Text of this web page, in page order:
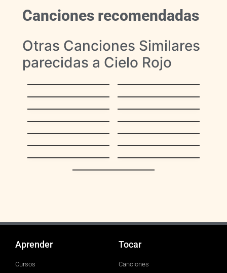
Canciones recomendadas
Otras Canciones Similares
parecidas a Cielo Rojo
Palomo
Azul
La Mejor De Todas
Querida
Mi Buen Amor
Aca Entre Nos
Amor
Estos Celos
Volver Volver
Mujeres Divinas
Olvido
Perdón
Fusilan
Vete Ya
Vete Ya Tono F
Aprender
Cursos
Tocar
Canciones